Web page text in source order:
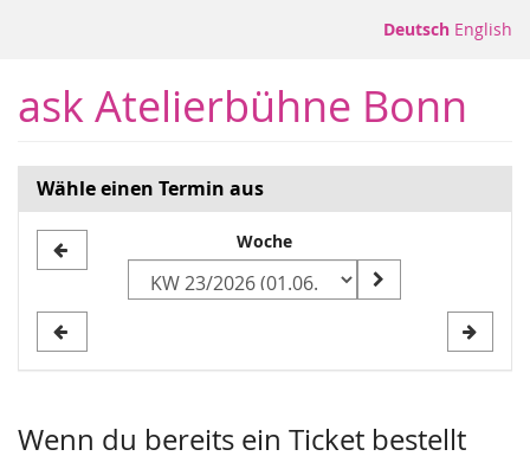
springen
Deutsch English
ask Atelierbühne Bonn
Wähle einen Termin aus
zur
Woche
Wenn du bereits ein Ticket bestellt